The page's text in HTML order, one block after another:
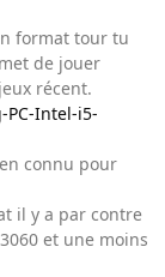
format tour tu
de jouer
récent.
PC-Intel-i5-
connu pour
il y a par contre
et une moins